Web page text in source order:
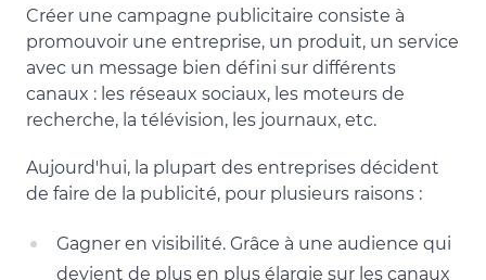
Créer une campagne publicitaire consiste à
promouvoir une entreprise, un produit, un service
avec un message bien défini sur différents
canaux : les réseaux sociaux, les moteurs de
recherche, la télévision, les journaux, etc.
Aujourd'hui, la plupart des entreprises décident
de faire de la publicité, pour plusieurs raisons :
Gagner en visibilité. Grâce à une audience qui
devient de plus en plus élargie sur les canaux